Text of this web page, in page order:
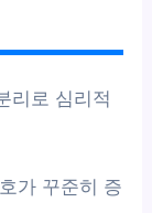
리로 심리적
가 꾸준히 증